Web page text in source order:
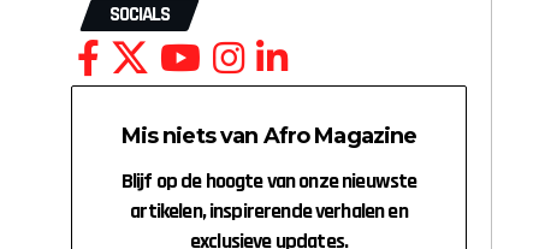
SOCIALS
Mis niets van Afro Magazine
Blijf op de hoogte van onze nieuwste
artikelen, inspirerende verhalen en
exclusieve updates.